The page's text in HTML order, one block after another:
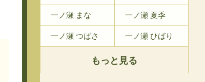
一ノ瀬 まな 一ノ瀬 夏季
一ノ瀬 つばさ 一ノ瀬 ひばり
もっと見る